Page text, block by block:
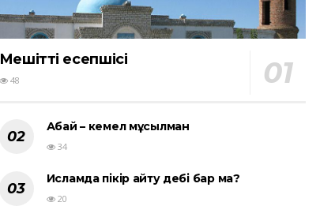
Мешіттің есепшісі
48
Абай – кемел мұсылман
34
Исламда пікір айту әдебі бар ма?
20